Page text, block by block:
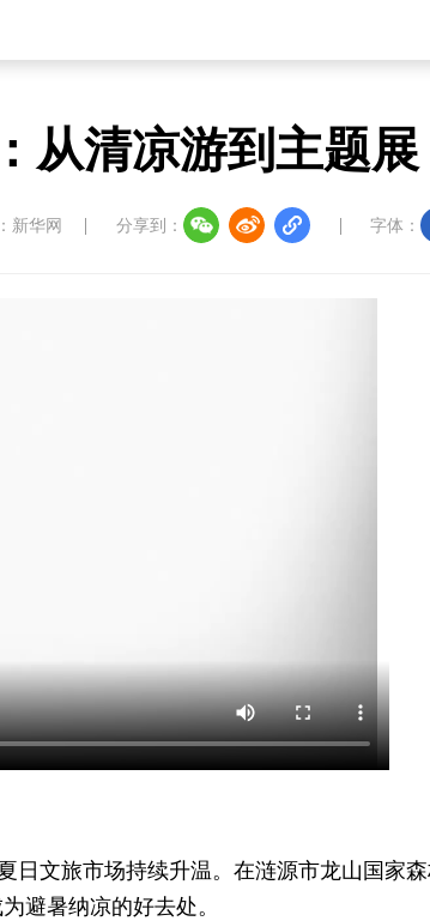
从清凉游到主题
新华网 分享到： 字体：
日文旅市场持续升温。在涟源市龙山国家
避暑纳凉的好去处。